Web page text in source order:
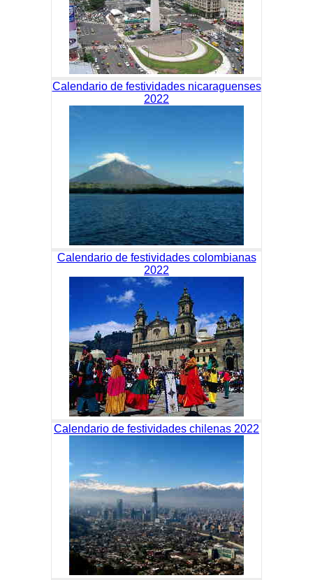
Calendario de festividades nicaraguenses
2022
Calendario de festividades colombianas
2022
Calendario de festividades chilenas 2022